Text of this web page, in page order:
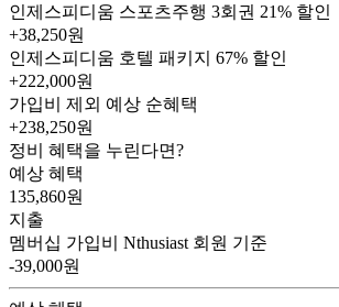
인제스피디움 스포츠주행 3회권 21% 할인
+38,250원
인제스피디움 호텔 패키지 67% 할인
+222,000원
가입비 제외 예상 순혜택
+238,250원
정비 혜택을 누린다면?
예상 혜택
135,860원
지출
멤버십 가입비
Nthusiast 회원 기준
-39,000원